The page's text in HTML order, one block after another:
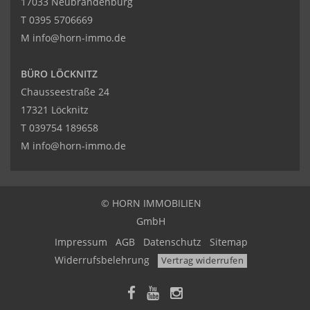
T 0395 5706669
M info@horn-immo.de
BÜRO LÖCKNITZ
Chausseestraße 24
17321 Löcknitz
T 039754 189658
M info@horn-immo.de
© HORN IMMOBILIEN
GmbH
Impressum
AGB Datenschutz
Sitemap
Widerrufsbelehrung
Vertrag widerrufen